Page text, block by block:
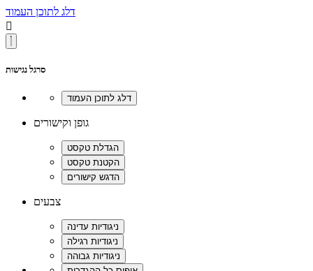
דלג לתוכן העמוד

סרגל נגישות
גופן וקישורים
צבעים